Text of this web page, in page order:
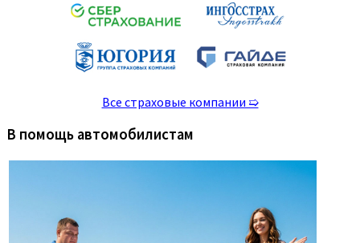
Все страховые компании ➯
В помощь автомобилистам